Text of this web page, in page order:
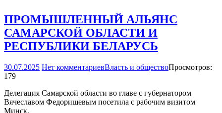
ПРОМЫШЛЕННЫЙ АЛЬЯНС
САМАРСКОЙ ОБЛАСТИ И
РЕСПУБЛИКИ БЕЛАРУСЬ
30.07.2025 Нет комментариевВласть и обществоПросмотров:
179
Делегация Самарской области во главе с губернатором
Вячеславом Федорищевым посетила с рабочим визитом
Минск.